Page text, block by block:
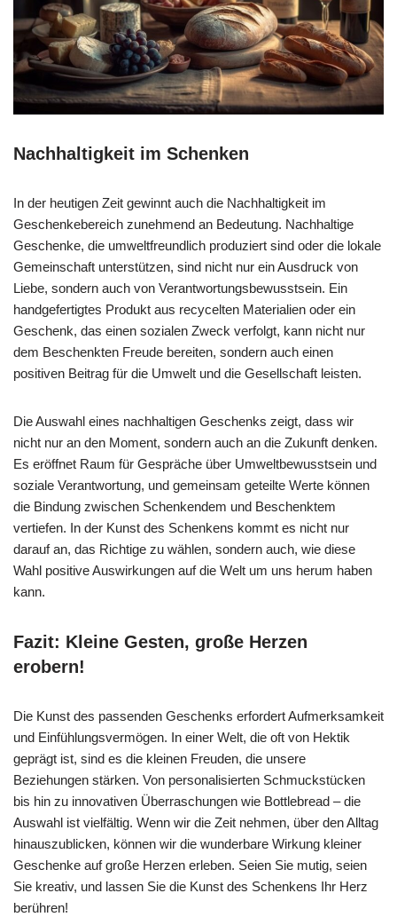
Nachhaltigkeit im Schenken
In der heutigen Zeit gewinnt auch die Nachhaltigkeit im
Geschenkebereich zunehmend an Bedeutung. Nachhaltige
Geschenke, die umweltfreundlich produziert sind oder die lokale
Gemeinschaft unterstützen, sind nicht nur ein Ausdruck von
Liebe, sondern auch von Verantwortungsbewusstsein. Ein
handgefertigtes Produkt aus recycelten Materialien oder ein
Geschenk, das einen sozialen Zweck verfolgt, kann nicht nur
dem Beschenkten Freude bereiten, sondern auch einen
positiven Beitrag für die Umwelt und die Gesellschaft leisten.
Die Auswahl eines nachhaltigen Geschenks zeigt, dass wir
nicht nur an den Moment, sondern auch an die Zukunft denken.
Es eröffnet Raum für Gespräche über Umweltbewusstsein und
soziale Verantwortung, und gemeinsam geteilte Werte können
die Bindung zwischen Schenkendem und Beschenktem
vertiefen. In der Kunst des Schenkens kommt es nicht nur
darauf an, das Richtige zu wählen, sondern auch, wie diese
Wahl positive Auswirkungen auf die Welt um uns herum haben
kann.
Fazit: Kleine Gesten, große Herzen
erobern!
Die Kunst des passenden Geschenks erfordert Aufmerksamkeit
und Einfühlungsvermögen. In einer Welt, die oft von Hektik
geprägt ist, sind es die kleinen Freuden, die unsere
Beziehungen stärken. Von personalisierten Schmuckstücken
bis hin zu innovativen Überraschungen wie Bottlebread – die
Auswahl ist vielfältig. Wenn wir die Zeit nehmen, über den Alltag
hinauszublicken, können wir die wunderbare Wirkung kleiner
Geschenke auf große Herzen erleben. Seien Sie mutig, seien
Sie kreativ, und lassen Sie die Kunst des Schenkens Ihr Herz
berühren!